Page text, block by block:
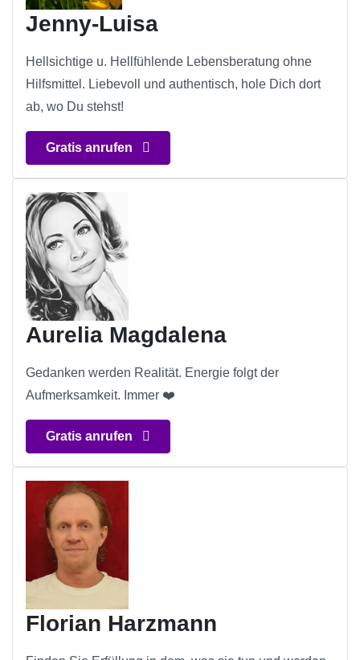
Jenny-Luisa
Hellsichtige u. Hellfühlende Lebensberatung ohne
Hilfsmittel. Liebevoll und authentisch, hole Dich dort
ab, wo Du stehst!
Gratis anrufen
Aurelia Magdalena
Gedanken werden Realität. Energie folgt der
Aufmerksamkeit. Immer ❤️
Gratis anrufen
Florian Harzmann